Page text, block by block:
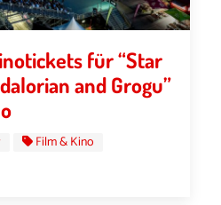
für “Star
and Grogu”
Film & Kino